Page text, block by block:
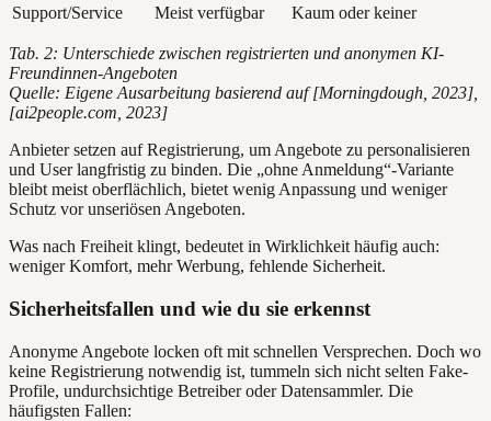
Support/Service
Meist verfügbar Kaum oder keiner
Tab. 2: Unterschiede zwischen registrierten und anonymen KI-
Freundinnen-Angeboten
Quelle: Eigene Ausarbeitung basierend auf [Morningdough, 2023],
[ai2people.com, 2023]
Anbieter setzen auf Registrierung, um Angebote zu personalisieren
und User langfristig zu binden. Die „ohne Anmeldung“-Variante
bleibt meist oberflächlich, bietet wenig Anpassung und weniger
Schutz vor unseriösen Angeboten.
Was nach Freiheit klingt, bedeutet in Wirklichkeit häufig auch:
weniger Komfort, mehr Werbung, fehlende Sicherheit.
Sicherheitsfallen und wie du sie erkennst
Anonyme Angebote locken oft mit schnellen Versprechen. Doch wo
keine Registrierung notwendig ist, tummeln sich nicht selten Fake-
Profile, undurchsichtige Betreiber oder Datensammler. Die
häufigsten Fallen: